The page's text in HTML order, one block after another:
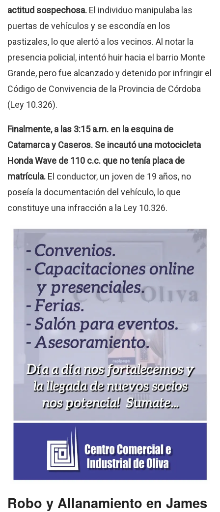
actitud sospechosa. El individuo manipulaba las
puertas de vehículos y se escondía en los
pastizales, lo que alertó a los vecinos. Al notar la
presencia policial, intentó huir hacia el barrio Monte
Grande, pero fue alcanzado y detenido por infringir el
Código de Convivencia de la Provincia de Córdoba
(Ley 10.326).
Finalmente, a las 3:15 a.m. en la esquina de
Catamarca y Caseros. Se incautó una motocicleta
Honda Wave de 110 c.c. que no tenía placa de
matrícula. El conductor, un joven de 19 años, no
poseía la documentación del vehículo, lo que
constituye una infracción a la Ley 10.326.
Robo y Allanamiento en James